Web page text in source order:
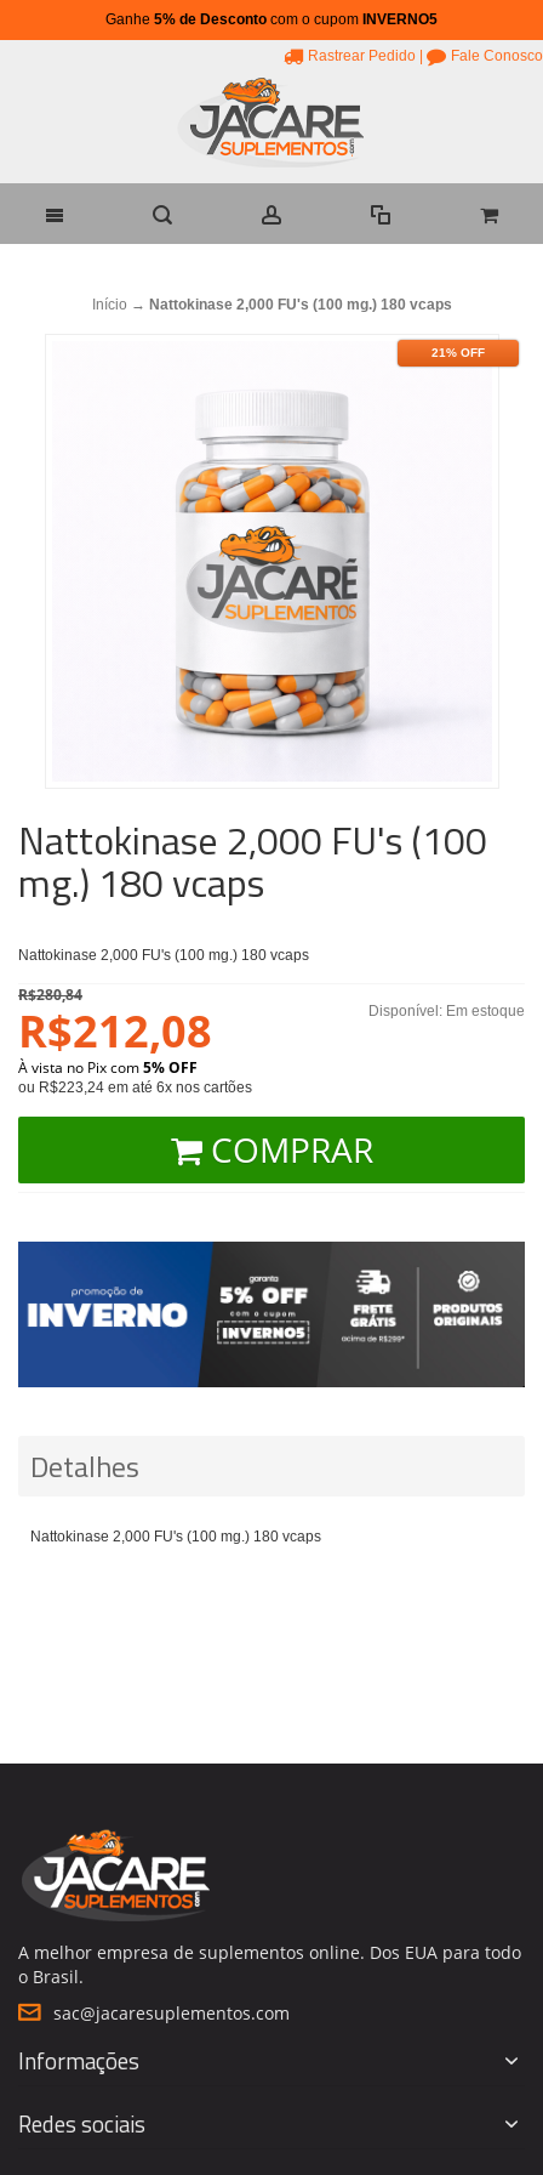
Ganhe 5% de Desconto com o cupom INVERNO5
Rastrear Pedido Fale Conosco
Início → Nattokinase 2,000 FU's (100 mg.) 180 vcaps
21% OFF
Nattokinase 2,000 FU's (100
mg.) 180 vcaps
Nattokinase 2,000 FU's (100 mg.) 180 vcaps
Disponível: Em estoque
R$280,84
R$212,08
À vista no Pix com5% OFF
ou R$223,24 em até 6x nos cartões
COMPRAR
Detalhes
Nattokinase 2,000 FU's (100 mg.) 180 vcaps
A melhor empresa de suplementos online. Dos EUA para todo
o Brasil.
sac@jacaresuplementos.com
Informações
Redes sociais